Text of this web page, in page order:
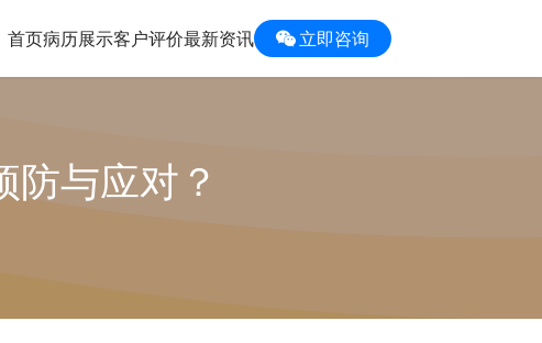
首页病历展示客户评价最新资讯 立即咨询
与应对？